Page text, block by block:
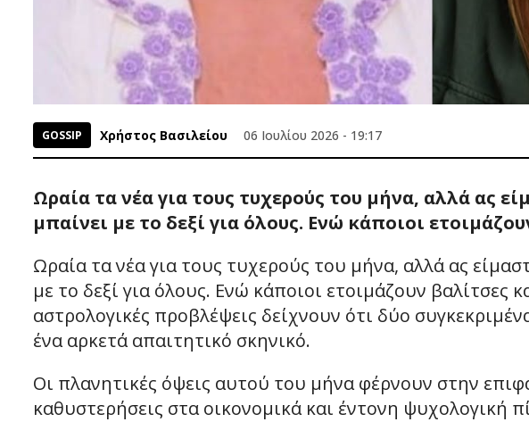
GOSSIP Χρήστος Βασιλείου 06 Ιουλίου 2026 - 19:17
Ωραία τα νέα για τους τυχερούς του μήνα, αλλά ας
μπαίνει με το δεξί για όλους. Ενώ κάποιοι
Ωραία τα νέα για τους τυχερούς του μήνα, αλλά ας
με το δεξί για όλους. Ενώ κάποιοι ετοιμάζουν βαλίτσες
αστρολογικές προβλέψεις δείχνουν ότι δύο
ένα αρκετά απαιτητικό σκηνικό.
Οι πλανητικές όψεις αυτού του μήνα φέρνουν στην
καθυστερήσεις στα οικονομικά και έντονη ψυχολογική